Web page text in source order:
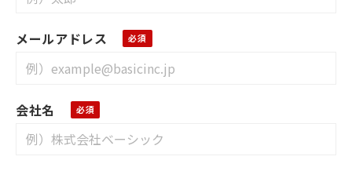
メールアドレス
会社名